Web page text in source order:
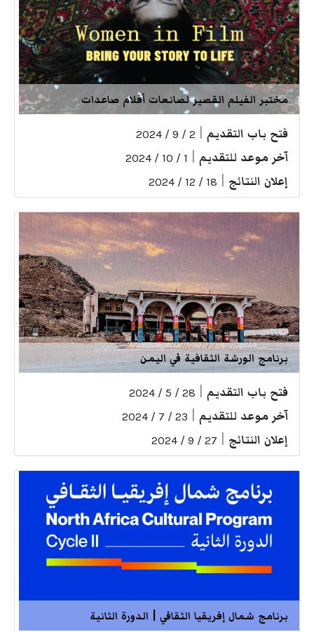
مختبر الفيلم القصير لصانعات أفلام صاعدات
فتح باب التقديم 2 / 9 / 2024
آخر موعد للتقديم 1 / 10 / 2024
إعلان النتائج 18 / 12 / 2024
برنامج الورشة الثقافية في اليمن
فتح باب التقديم 28 / 5 / 2024
آخر موعد للتقديم 23 / 7 / 2024
إعلان النتائج 27 / 9 / 2024
برنامج شمال إفريقيا الثقافي | الدورة الثانية